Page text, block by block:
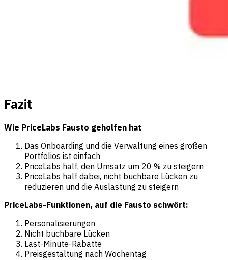
Fazit
Wie PriceLabs Fausto geholfen hat
Das Onboarding und die Verwaltung eines großen
Portfolios ist einfach
PriceLabs half, den Umsatz um 20 % zu steigern
PriceLabs half dabei, nicht buchbare Lücken zu
reduzieren und die Auslastung zu steigern
PriceLabs-Funktionen, auf die Fausto schwört:
Personalisierungen
Nicht buchbare Lücken
Last-Minute-Rabatte
Preisgestaltung nach Wochentag